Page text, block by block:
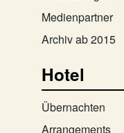
Medienpartner
Archiv ab 2015
Hotel
Übernachten
Arrangements